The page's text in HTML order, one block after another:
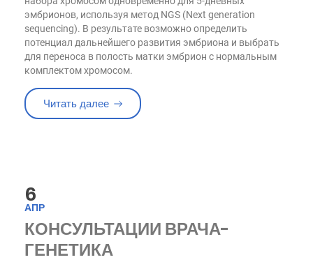
эмбрионов, используя метод NGS (Next generation
sequencing). В результате возможно определить
потенциал дальнейшего развития эмбриона и выбрать
для переноса в полость матки эмбрион с нормальным
комплектом хромосом.
Читать далее«Как может помочь генетическая
6
АПР
КОНСУЛЬТАЦИИ ВРАЧА-
ГЕНЕТИКА